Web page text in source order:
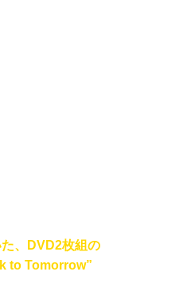
、DVD2枚組の
to Tomorrow”